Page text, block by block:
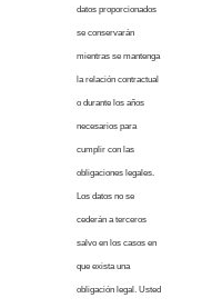
datos proporcionados
se conservarán
mientras se mantenga
la relación contractual
o durante los años
necesarios para
cumplir con las
obligaciones legales.
Los datos no se
cederán a terceros
salvo en los casos en
que exista una
obligación legal. Usted